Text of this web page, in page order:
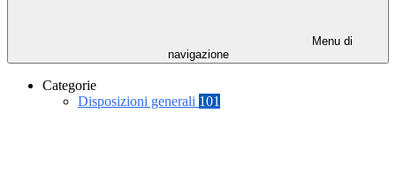
Menu di
navigazione
Categorie
Disposizioni generali 101